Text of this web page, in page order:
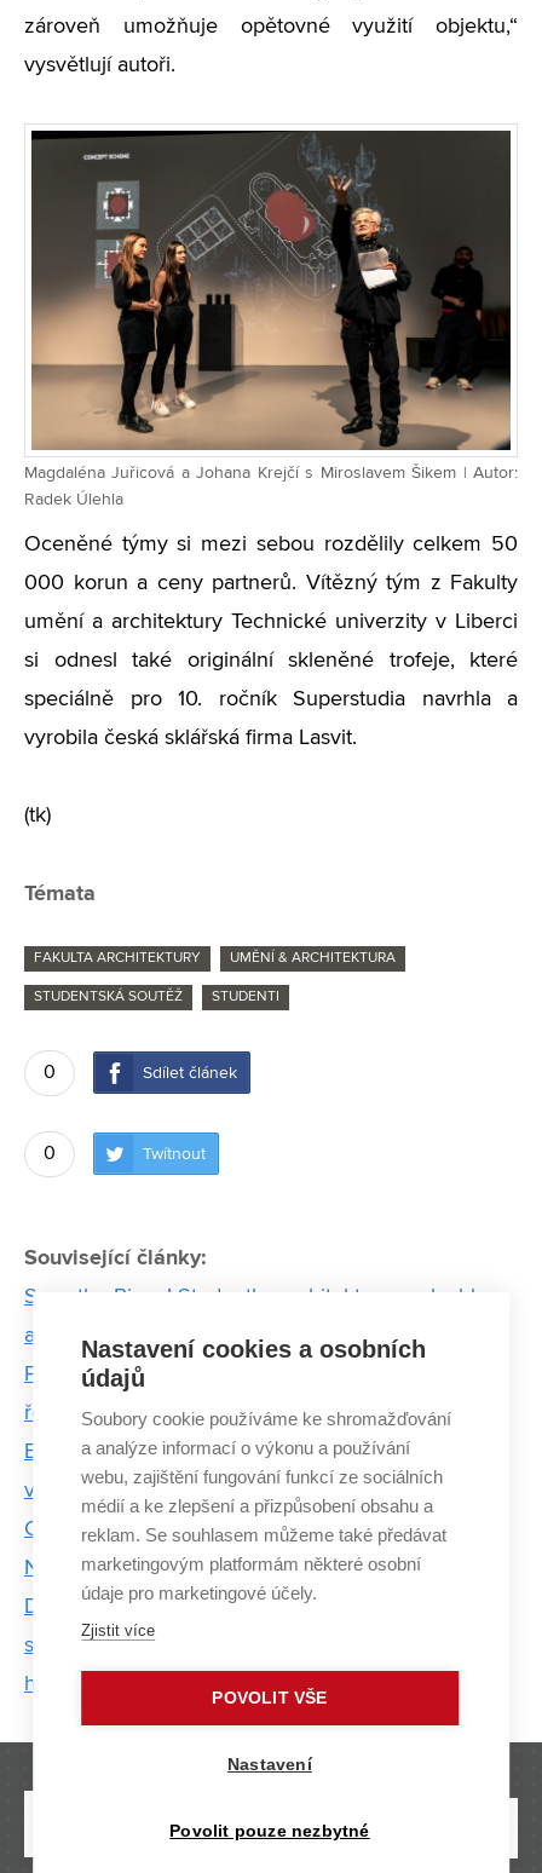
zároveň umožňuje opětovné využití objektu,“
vysvětlují autoři.
Magdaléna Juřicová a Johana Krejčí s Miroslavem Šikem | Autor:
Radek Úlehla
Oceněné týmy si mezi sebou rozdělily celkem 50
000 korun a ceny partnerů. Vítězný tým z Fakulty
umění a architektury Technické univerzity v Liberci
si odnesl také originální skleněné trofeje, které
speciálně pro 10. ročník Superstudia navrhla a
vyrobila česká sklářská firma Lasvit.
(tk)
Témata
FAKULTA ARCHITEKTURY UMĚNÍ & ARCHITEKTURA
STUDENTSKÁ SOUTĚŽ STUDENTI
0 Sdílet článek
0 Twítnout
Související články:
Save the Piano! Studentky architektury poslechly –
a vyhrály
Petra Buganská navrhla lávku, která se vznáší nad
řekou
Brňané vybrali novou podobu knihovny. Návrhy
vytvořili studenti ze tří univerzit
Cenu Bohuslava Fuchse získal parkovací dům v
Novém Lískovci
Dvojice architektů z VUT zvítězila v prestižní
studentské soutěži. Pavilon navrhli za pouhých 24
hodin
Nastavení cookies a osobních
údajů
Soubory cookie používáme ke shromažďování
a analýze informací o výkonu a používání
webu, zajištění fungování funkcí ze sociálních
médií a ke zlepšení a přizpůsobení obsahu a
reklam. Se souhlasem můžeme také předávat
marketingovým platformám některé osobní
údaje pro marketingové účely.
Zjistit více
POVOLIT VŠE
Nastavení
Povolit pouze nezbytné